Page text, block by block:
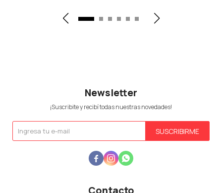
Newsletter
¡Suscribite y recibí todas nuestras novedades!
SUSCRIBIRME
  